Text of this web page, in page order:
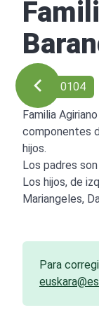
Ref: 00104
Familia
componentes
hijos.
Los padres
Los hijos, de
Mariangeles,
Para